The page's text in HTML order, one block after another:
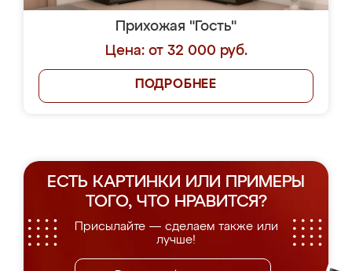
Прихожая "Гость"
Цена: от 32 000 руб.
ПОДРОБНЕЕ
ЕСТЬ КАРТИНКИ ИЛИ ПРИМЕРЫ
ТОГО, ЧТО НРАВИТСЯ?
Присылайте — сделаем также или
лучше!